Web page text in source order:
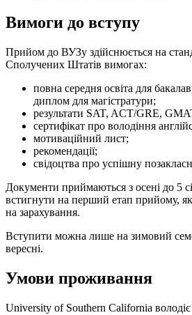
Вимоги до вступу
Прийом до ВУЗу здійснюється на
Сполучених Штатів вимогах:
повна середня освіта для
диплом для магістратури;
результати SAT, ACT/GRE,
сертифікат про володіння
мотиваційний лист;
рекомендації;
свідоцтва про успішну
Документи приймаються з осені до 5
встигнути на перший етап прийому,
на зарахування.
Вступити можна лише на зимовий
вересні.
Умови проживання
University of Southern California